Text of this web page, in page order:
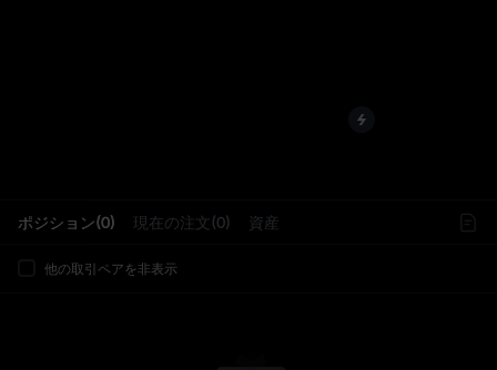
ポジション(0) 現在の注文(0) 資産
他の取引ペアを非表示